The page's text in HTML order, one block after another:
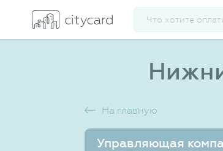
На главную
Управляющая